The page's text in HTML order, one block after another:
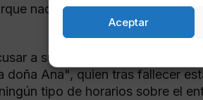
Aceptar
nadie lo había llamado para
a su madre y a su tío de no
doña Ana", quien tras fallecer
tipo de horarios sobre el